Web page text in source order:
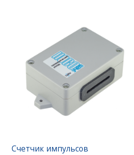
Счетчик импульсов